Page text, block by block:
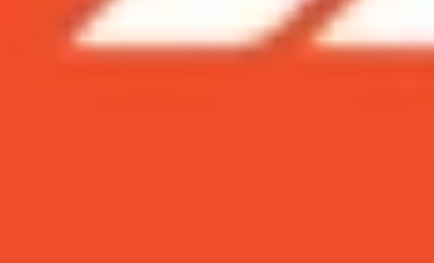
thời gian qua. Với công nghệ máy ảnh đỉnh
Thông số kỹ thuật của camera iPhone XS
1.2Khởi động chế độ chụp ảnh Smart HDR trên